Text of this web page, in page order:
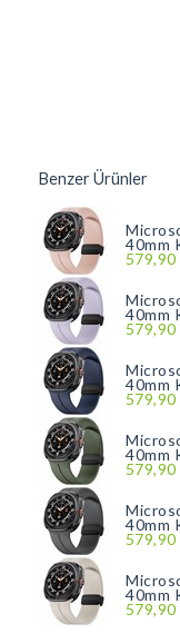
Benzer Ürünler
40mm
579,90
40mm
579,90
40mm
579,90
40mm
579,90
40mm
579,90
40mm
579,90